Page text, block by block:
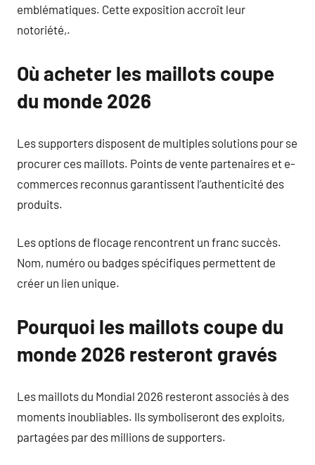
emblématiques. Cette exposition accroît leur
notoriété,.
Où acheter les maillots coupe
du monde 2026
Les supporters disposent de multiples solutions pour se
procurer ces maillots. Points de vente partenaires et e-
commerces reconnus garantissent l’authenticité des
produits.
Les options de flocage rencontrent un franc succès.
Nom, numéro ou badges spécifiques permettent de
créer un lien unique.
Pourquoi les maillots coupe du
monde 2026 resteront gravés
Les maillots du Mondial 2026 resteront associés à des
moments inoubliables. Ils symboliseront des exploits,
partagées par des millions de supporters.